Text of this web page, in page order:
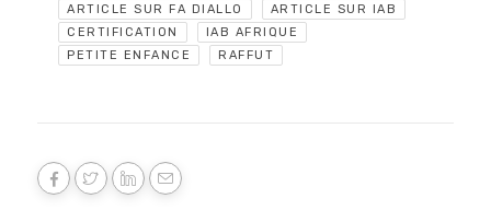
ARTICLE SUR FA DIALLO
ARTICLE SUR IAB
CERTIFICATION
IAB AFRIQUE
PETITE ENFANCE
RAFFUT